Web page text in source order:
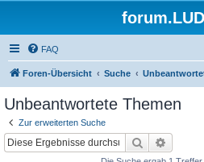
FAQ
Foren-Übersicht Suche
Unbeantwortete Themen
Zur erweiterten Suche
Suche